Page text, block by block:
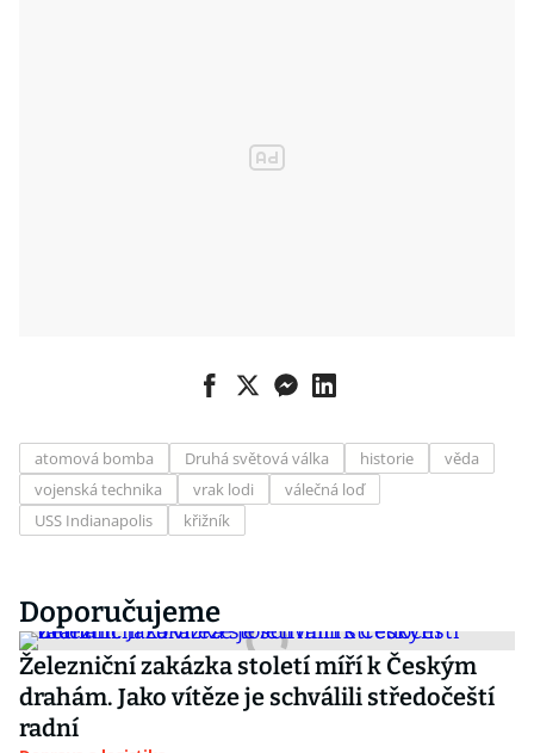
atomová bomba Druhá světová válka historie
věda
vojenská technika
vrak lodi
válečná loď
USS Indianapolis
křižník
Doporučujeme
Železniční zakázka století míří k Českým
drahám. Jako vítěze je schválili středočeští
radní